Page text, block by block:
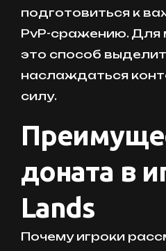
подготовиться к
PvP-сражению. Для
это способ
наслаждаться
силу.
доната в
Lands
Почему игроки